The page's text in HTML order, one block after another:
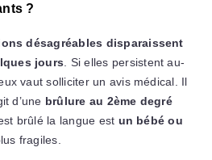
?
désagréables disparaissent
jours . Si elles persistent au-
vaut solliciter un avis médical. Il
d’une brûlure au 2ème degré
brûlé la langue est un bébé ou
fragiles.